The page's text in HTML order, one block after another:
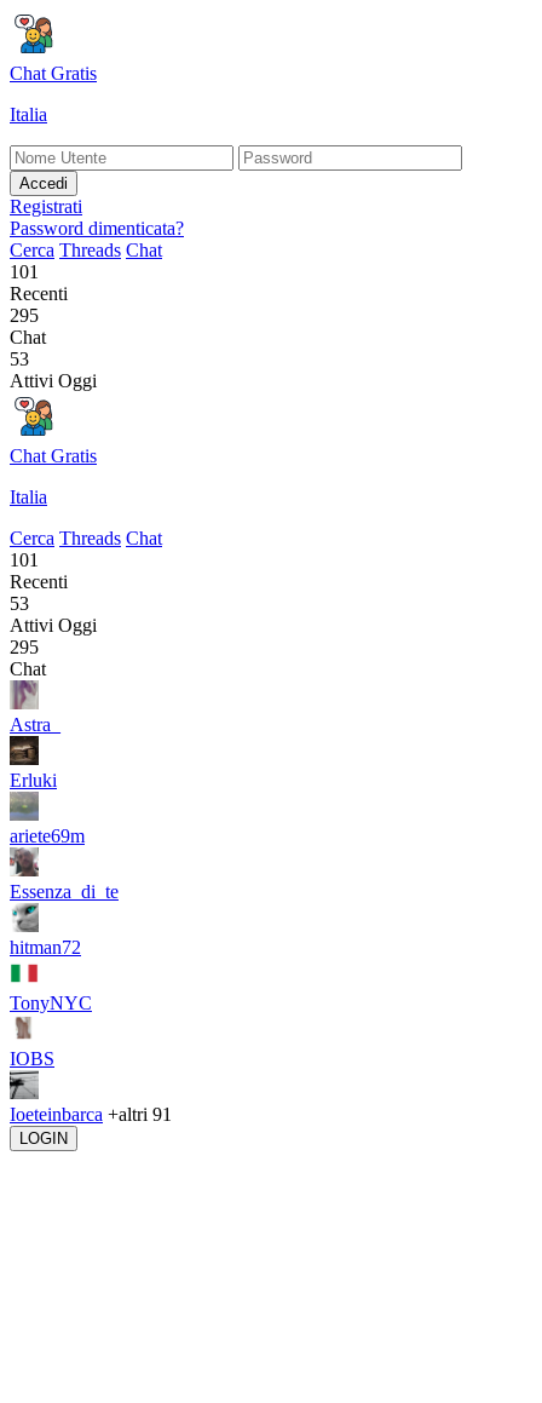
Chat Gratis
Italia
Accedi
Registrati
Password dimenticata?
Cerca Threads Chat
101
Recenti
295
Chat
53
Attivi Oggi
Chat Gratis
Italia
Cerca Threads Chat
101
Recenti
53
Attivi Oggi
295
Chat
Astra_
Erluki
ariete69m
Essenza_di_te
hitman72
TonyNYC
IOBS
Ioeteinbarca +altri 91
LOGIN